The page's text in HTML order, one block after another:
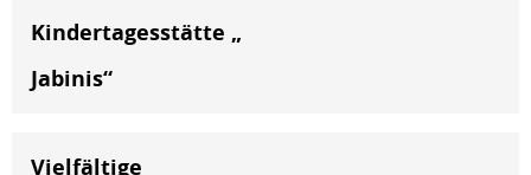
Kindertagesstätte „
Jabinis“
Vielfältige